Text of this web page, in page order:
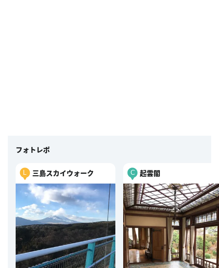
フォトレポ
L 三島スカイウォーク C 起雲閣